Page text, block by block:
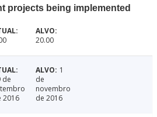
projects being implemented
20.00
de
2016
1
de
novembro
de 2016